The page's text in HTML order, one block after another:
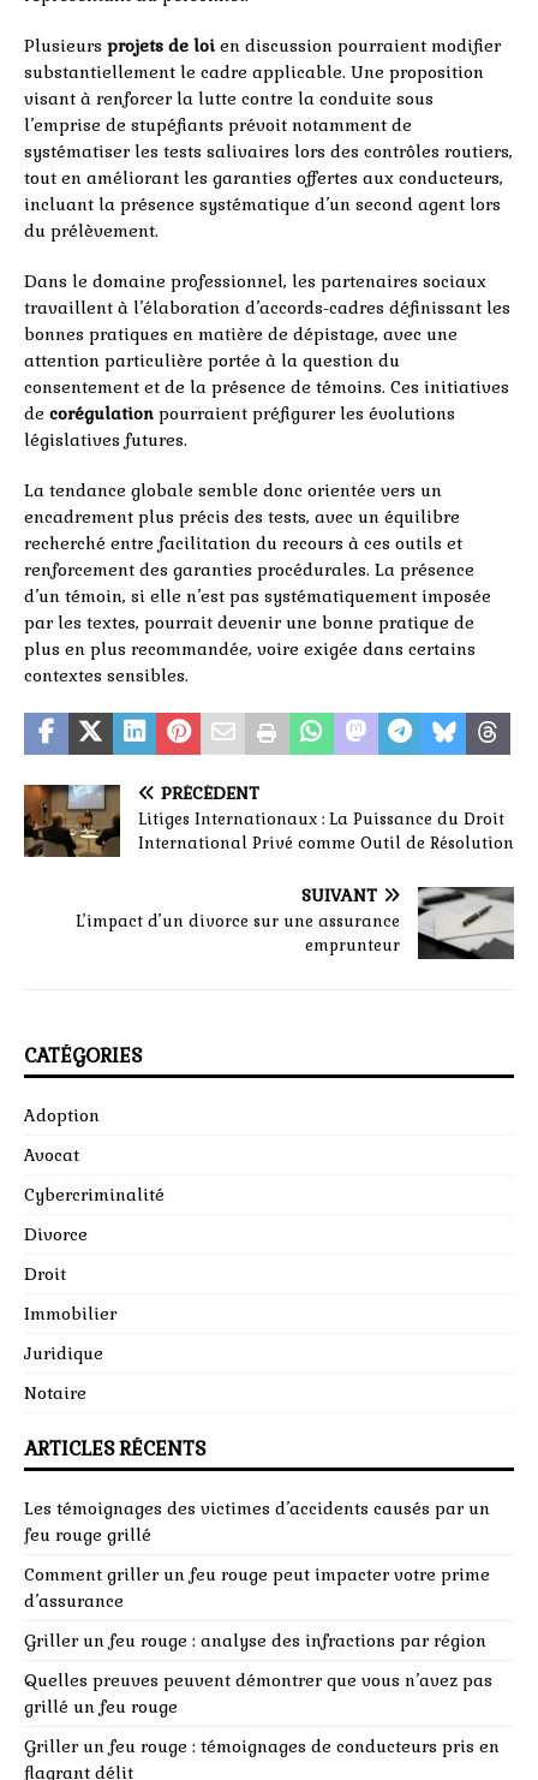
Plusieurs projets de loi en discussion pourraient modifier
substantiellement le cadre applicable. Une proposition
visant à renforcer la lutte contre la conduite sous
l’emprise de stupéfiants prévoit notamment de
systématiser les tests salivaires lors des contrôles routiers,
tout en améliorant les garanties offertes aux conducteurs,
incluant la présence systématique d’un second agent lors
du prélèvement.
Dans le domaine professionnel, les partenaires sociaux
travaillent à l’élaboration d’accords-cadres définissant les
bonnes pratiques en matière de dépistage, avec une
attention particulière portée à la question du
consentement et de la présence de témoins. Ces initiatives
de corégulation pourraient préfigurer les évolutions
législatives futures.
La tendance globale semble donc orientée vers un
encadrement plus précis des tests, avec un équilibre
recherché entre facilitation du recours à ces outils et
renforcement des garanties procédurales. La présence
d’un témoin, si elle n’est pas systématiquement imposée
par les textes, pourrait devenir une bonne pratique de
plus en plus recommandée, voire exigée dans certains
contextes sensibles.
PRÉCÉDENT
Litiges Internationaux : La Puissance du Droit
International Privé comme Outil de Résolution
SUIVANT
L’impact d’un divorce sur une assurance
emprunteur
CATÉGORIES
Adoption
Avocat
Cybercriminalité
Divorce
Droit
Immobilier
Juridique
Notaire
ARTICLES RÉCENTS
Les témoignages des victimes d’accidents causés par un
feu rouge grillé
Comment griller un feu rouge peut impacter votre prime
d’assurance
Griller un feu rouge : analyse des infractions par région
Quelles preuves peuvent démontrer que vous n’avez pas
grillé un feu rouge
Griller un feu rouge : témoignages de conducteurs pris en
flagrant délit